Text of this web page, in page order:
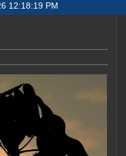
12:18:19 PM